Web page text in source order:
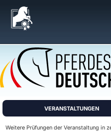
VERANSTALTUNGEN
Weitere Prüfungen der Veranstaltung in